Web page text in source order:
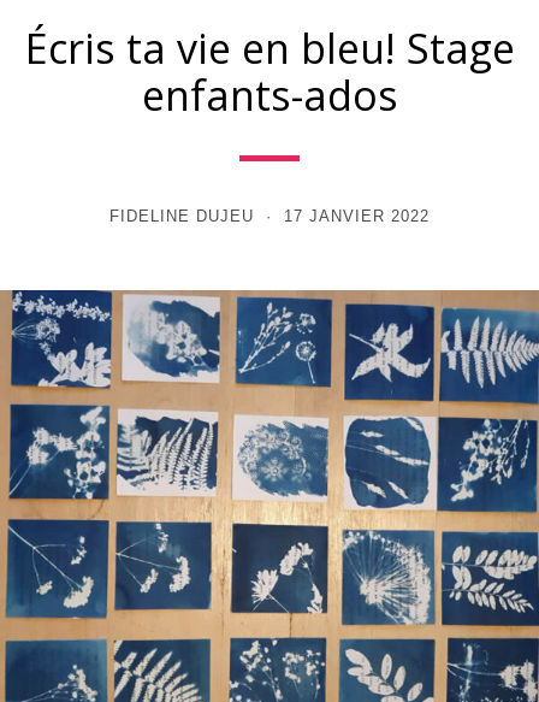
Écris ta vie en bleu! Stage
enfants-ados
FIDELINE DUJEU 17 JANVIER 2022